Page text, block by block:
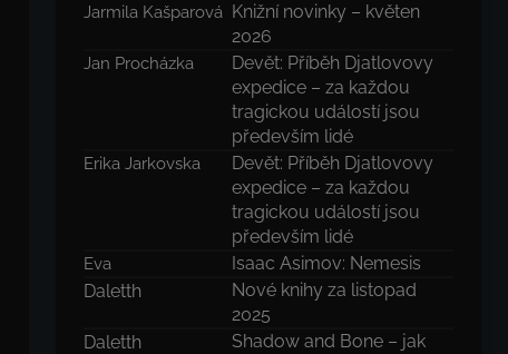
Jarmila Kašparová Knižní novinky – květen
2026
Jan Procházka
Devět: Příběh Djatlovovy
expedice – za každou
tragickou událostí jsou
především lidé
Erika Jarkovska
Devět: Příběh Djatlovovy
expedice – za každou
tragickou událostí jsou
především lidé
Eva
Isaac Asimov: Nemesis
Daletth
Nové knihy za listopad
2025
Daletth
Shadow and Bone – jak